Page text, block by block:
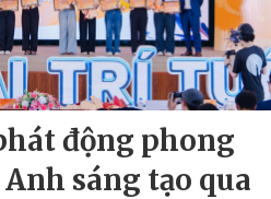
động phong
sáng tạo qua